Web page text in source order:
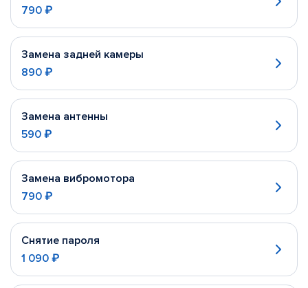
790 ₽
Замена задней камеры
890 ₽
Замена антенны
590 ₽
Замена вибромотора
790 ₽
Снятие пароля
1 090 ₽